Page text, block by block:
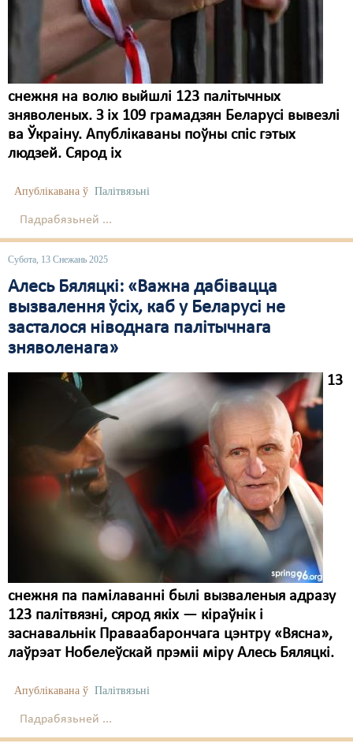
снежня на волю выйшлі 123 палітычных
зняволеных. З іх 109 грамадзян Беларусі вывезлі
ва Ўкраіну. Апублікаваны поўны спіс гэтых
людзей. Сярод іх
Апублікавана ў Палітвязьні
Падрабязьней ...
Субота, 13 Снежань 2025
Алесь Бяляцкі: «Важна дабівацца
вызвалення ўсіх, каб у Беларусі не
засталося ніводнага палітычнага
зняволенага»
13
снежня па памілаванні былі вызваленыя адразу
123 палітвязні, сярод якіх — кіраўнік і
заснавальнік Праваабарончага цэнтру «Вясна»,
лаўрэат Нобелеўскай прэміі міру Алесь Бяляцкі.
Апублікавана ў Палітвязьні
Падрабязьней ...
КПЧ ААН
Культурныя правы
ЛПП
Мігранты
Мірныя сходы
Палітвязьні
Праваабаронцы
Правы дзіцяці
Пэнітэнцыярная сыстэма
Распальваньне варожасьці
Рознае
Свабода слова
Свабода сумленьня
Сьмяротнае пакараньне